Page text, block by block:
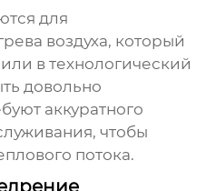
для
воздуха, который
в технологический
довольно
аккуратного
чтобы
потока.